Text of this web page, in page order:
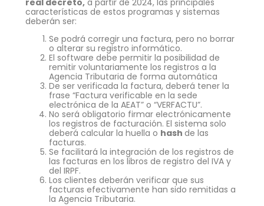
real decreto, a partir de 2024, las principales
características de estos programas y sistemas
deberán ser:
Se podrá corregir una factura, pero no borrar
o alterar su registro informático.
El software debe permitir la posibilidad de
remitir voluntariamente los registros a la
Agencia Tributaria de forma automática
De ser verificada la factura, deberá tener la
frase “Factura verificable en la sede
electrónica de la AEAT” o “VERFACTU”.
No será obligatorio firmar electrónicamente
los registros de facturación. El sistema solo
deberá calcular la huella o hash de las
facturas.
Se facilitará la integración de los registros de
las facturas en los libros de registro del IVA y
del IRPF.
Los clientes deberán verificar que sus
facturas efectivamente han sido remitidas a
la Agencia Tributaria.